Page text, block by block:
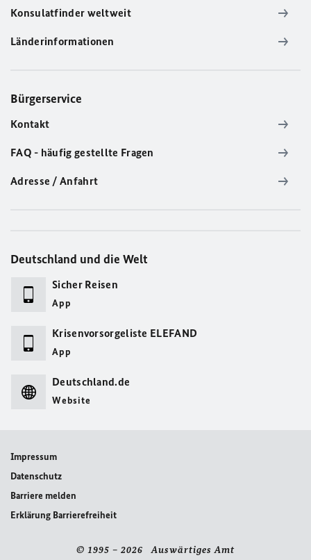
Konsulatfinder weltweit
Länderinformationen
Bürgerservice
Kontakt
FAQ - häufig gestellte Fragen
Adresse / Anfahrt
Deutschland und die Welt
Sicher Reisen
App
Krisenvorsorgeliste ELEFAND
App
Deutschland.de
Website
Impressum
Datenschutz
Barriere melden
Erklärung Barrierefreiheit
© 1995 – 2026 Auswärtiges Amt